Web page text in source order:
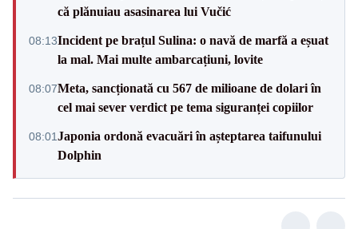
că plănuiau asasinarea lui Vučić
08:13Incident pe brațul Sulina: o navă de marfă a eșuat
la mal. Mai multe ambarcațiuni, lovite
08:07Meta, sancționată cu 567 de milioane de dolari în
cel mai sever verdict pe tema siguranței copiilor
08:01Japonia ordonă evacuări în așteptarea taifunului
Dolphin